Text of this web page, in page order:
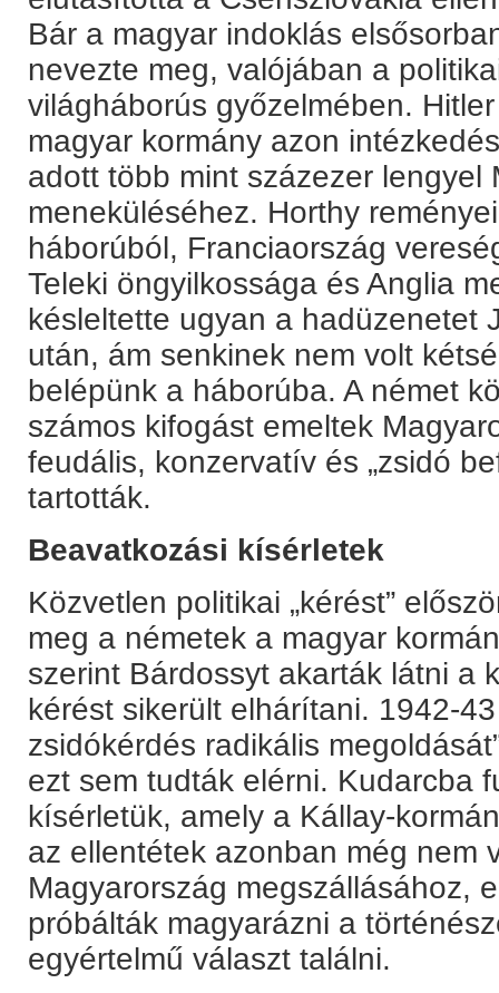
Bár a magyar indoklás
nevezte meg, valójában a
világháborús győzelmében.
magyar kormány azon
adott több mint százezer lengyel
meneküléséhez. Horthy
háborúból, Franciaország
Teleki öngyilkossága és Anglia
késleltette ugyan a hadüzenetet
után, ám senkinek nem volt
belépünk a háborúba. A német
számos kifogást emeltek
feudális, konzervatív és „zsidó
tartották.
Beavatkozási kísérletek
Közvetlen politikai „kérést”
meg a németek a magyar
szerint Bárdossyt akarták látni a
kérést sikerült elhárítani. 1942-
zsidókérdés radikális
ezt sem tudták elérni. Kudarcba
kísérletük, amely a Kállay-
az ellentétek azonban még nem
Magyarország megszállásához,
próbálták magyarázni a
egyértelmű választ találni.